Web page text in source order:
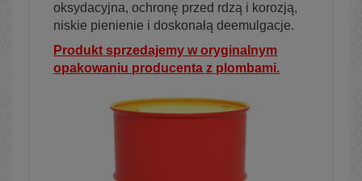
oksydacyjna, ochronę przed rdzą i korozją,
niskie pienienie i doskonałą deemulgacje.
Produkt sprzedajemy w oryginalnym
opakowaniu producenta z plombami.